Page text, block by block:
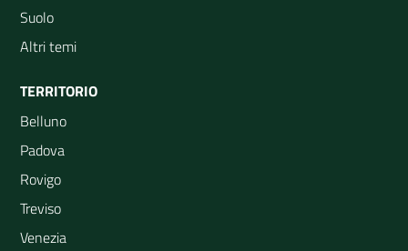
Suolo
Altri temi
TERRITORIO
Belluno
Padova
Rovigo
Treviso
Venezia